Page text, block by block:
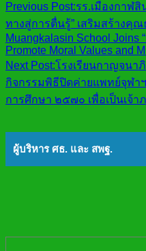
Previous Post:รร.เมืองกาฬสิ
ทางสู่การตื่นรู้” เสริมสร้างคุ
Muangkalasin School Joins
Promote Moral Values and
Next Post:โรงเรียนกาญจนา
กิจกรรมพิธีปิดค่ายแพทย์จุฬา
การศึกษา ๒๕๗๐ เพื่อเป็นเจ้า
ผู้บริหาร ศธ. และ สพฐ.